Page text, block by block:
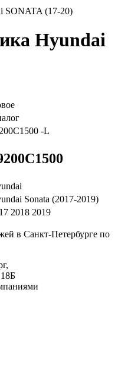
SONATA (17-20)
Hyundai
-L
Sonata (2017-2019)
2018 2019
в Санкт-Петербурге по